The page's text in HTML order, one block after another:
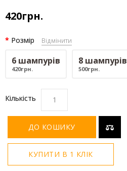
420грн.
Розмір Відмінити
6 шампурів
420грн.
8 шампурів
500грн.
Кількість
ДО КОШИКУ
КУПИТИ В 1 КЛІК